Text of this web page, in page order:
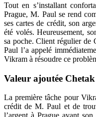
Tout en s’installant
Prague, M. Paul se rend
ses cartes de crédit, son
été volés. Heureusement,
sa poche. Client régulier de
Paul l’a appelé
Vikram à résoudre ce
Valeur ajoutée Chetak
La première tâche pour
crédit de M. Paul et de